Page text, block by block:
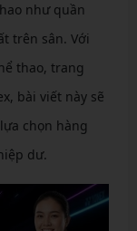
như quần
trên sân. Với
thao, trang
bài viết này sẽ
chọn hàng
dư.